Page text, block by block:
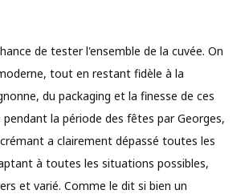
de tester l'ensemble de la cuvée. On
tout en restant fidèle à la
du packaging et la finesse de ces
la période des fêtes par Georges,
a clairement dépassé toutes les
à toutes les situations possibles,
et varié. Comme le dit si bien un